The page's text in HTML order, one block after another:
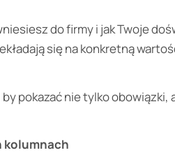
do firmy i jak Twoje
się na konkretną
pokazać nie tylko obowiązki,
kolumnach